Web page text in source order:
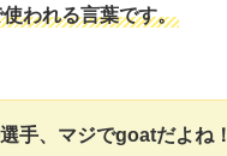
われる言葉です。
手、マジでgoatだよね！